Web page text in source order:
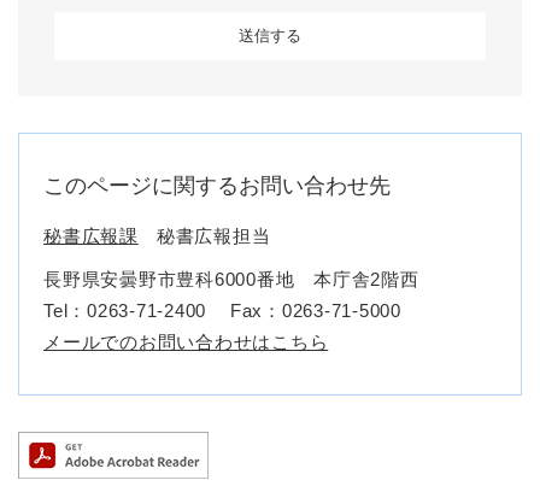
このページに関するお問い合わせ先
秘書広報課 秘書広報担当
長野県安曇野市豊科6000番地 本庁舎2階西
Tel：0263-71-2400
Fax：0263-71-5000
メールでのお問い合わせはこちら